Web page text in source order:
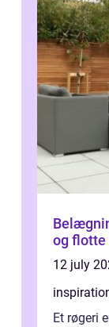
og flotte
12 july
Et røgeri